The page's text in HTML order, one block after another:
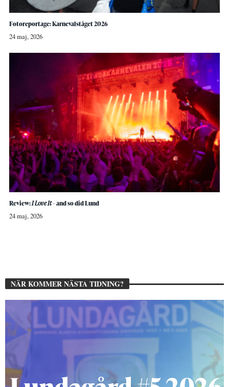
Fotoreportage: Karnevalståget 2026
24 maj, 2026
Review:I Love It– and so did Lund
24 maj, 2026
NÄR KOMMER NÄSTA TIDNING?